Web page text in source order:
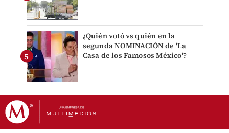
¿Quién votó vs quién en la
segunda NOMINACIÓN de 'La
Casa de los Famosos México'?